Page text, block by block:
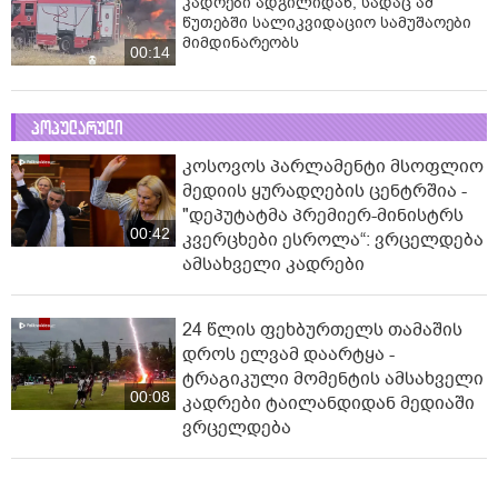
00:14
წუთებში სალიკვიდაციო სამუშაოები
მიმდინარეობს
პოპულარული
00:42
კოსოვოს პარლამენტი მსოფლიო
მედიის ყურადღების ცენტრშია -
"დეპუტატმა პრემიერ-მინისტრს
კვერცხები ესროლა“: ვრცელდება
ამსახველი კადრები
00:08
24 წლის ფეხბურთელს თამაშის
დროს ელვამ დაარტყა -
ტრაგიკული მომენტის ამსახველი
კადრები ტაილანდიდან მედიაში
ვრცელდება